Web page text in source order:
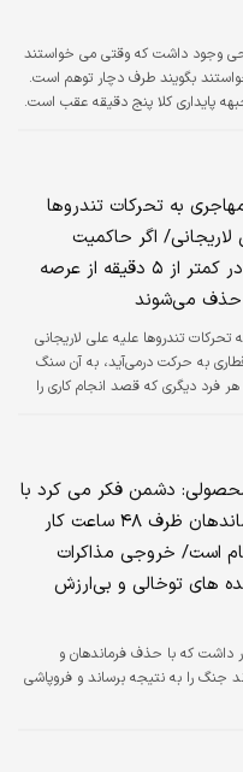
اصطلاحی وجود داشت که وقتی می خواستند
بگویند طرف دچار توهم است.
به تحرکات تندرو‌ها
لاریجانی/ اگر حاکمیت
بخواهد در کمتر از ۵ دقیقه از عرصه
می‌شوند
تندرو‌ها علیه علی لاریجانی
به حرکت درمی‌آید، به آن سنگ
هر فرد دیگری که قصد انجام کاری را
دشمن فکر می‌ کرد با
ترور فرماندهان ظرف ۴۸ ساعت کار
است/ خروجی مذاکرات
های توخالی و بی‌ارزش
داشت که با حذف فرماندهان و
۴۸ ساعت می‌تواند جنگ را به نتیجه برساند و فروپاشی